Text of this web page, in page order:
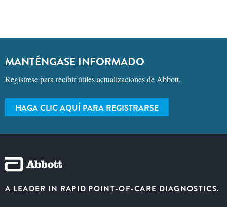
MANTÉNGASE INFORMADO
Regístrese para recibir útiles actualizaciones de Abbott.
HAGA CLIC AQUÍ PARA REGISTRARSE
A LEADER IN RAPID POINT-OF-CARE DIAGNOSTICS.